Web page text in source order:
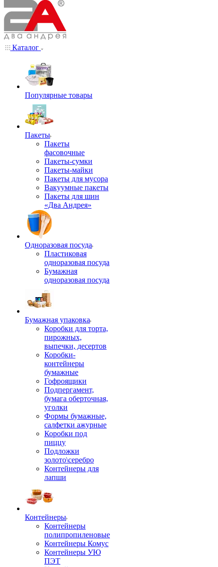
Каталог
Популярные товары
Пакеты
Пакеты
фасовочные
Пакеты-сумки
Пакеты-майки
Пакеты для мусора
Вакуумные пакеты
Пакеты для шин
«Два Андрея»
Одноразовая посуда
Пластиковая
одноразовая посуда
Бумажная
одноразовая посуда
Бумажная упаковка
Коробки для торта,
пирожных,
выпечки, десертов
Коробки-
контейнеры
бумажные
Гофроящики
Подпергамент,
бумага оберточная,
уголки
Формы бумажные,
салфетки ажурные
Коробки под
пиццу
Подложки
золото\серебро
Контейнеры для
лапши
Контейнеры
Контейнеры
полипропиленовые
Контейнеры Комус
Контейнеры УЮ
ПЭТ